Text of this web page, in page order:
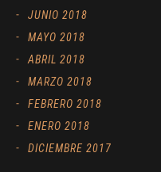
JUNIO 2018
MAYO 2018
ABRIL 2018
MARZO 2018
FEBRERO 2018
ENERO 2018
DICIEMBRE 2017